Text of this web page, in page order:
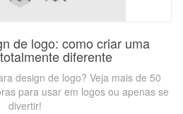
de logo: como criar uma
diferente
design de logo? Veja mais de 50
para usar em logos ou apenas se
divertir!